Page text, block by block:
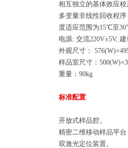
相互独立的基体效应
多变量非线性回收程序
度适应范围为15℃至
电源: 交流220V±5V,
外观尺寸：
样品室尺寸：
重量：90kg
标准配置
开放式样品腔。
精密二维移动样品平
双激光定位装置。